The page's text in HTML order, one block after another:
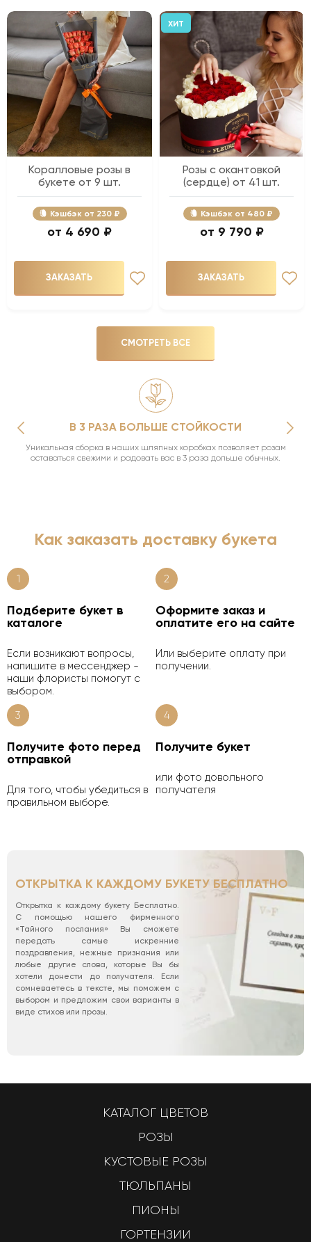
Коралловые розы в
букете от 9 шт.
Кэшбэк 230 ₽
4 690 ₽
ЗАКАЗАТЬ
ХИТ
Розы с окантовкой
(сердце) от 41 шт.
Кэшбэк 480 ₽
9 790 ₽
ЗАКАЗАТЬ
СМОТРЕТЬ ВСЕ
В 3 РАЗА БОЛЬШЕ СТОЙКОСТИ
Уникальная сборка в наших шляпных коробках позволяет розам
оставаться свежими и радовать вас в 3 раза дольше обычных.
Как заказать доставку букета
1
Подберите букет в
каталоге
Если возникают вопросы,
напишите в мессенджер -
наши флористы помогут с
выбором.
2
Оформите заказ и
оплатите его на сайте
Или выберите оплату при
получении.
3
Получите фото перед
отправкой
Для того, чтобы убедиться в
правильном выборе.
4
Получите букет
или фото довольного
получателя
ОТКРЫТКА К КАЖДОМУ БУКЕТУ БЕСПЛАТНО
Открытка к каждому букету Бесплатно.
С помощью нашего фирменного
«Тайного послания» Вы сможете
передать самые искренние
поздравления, нежные признания или
любые другие слова, которые Вы бы
хотели донести до получателя. Если
сомневаетесь в тексте, мы поможем с
выбором и предложим свои варианты в
виде стихов или прозы.
КАТАЛОГ ЦВЕТОВ
РОЗЫ
КУСТОВЫЕ РОЗЫ
ТЮЛЬПАНЫ
ПИОНЫ
ГОРТЕНЗИИ